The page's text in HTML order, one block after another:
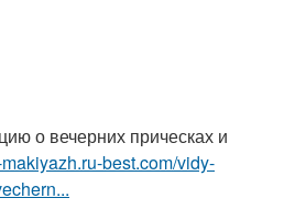
о вечерних прическах и
best.com/vidy-